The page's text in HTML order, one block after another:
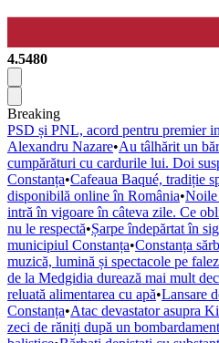
4.5480
Breaking
PSD și PNL, acord pentru premier
Alexandru Nazare•Au tâlhărit un
cumpărături cu cardurile lui. Doi
Constanța•Cafeaua Baqué, tradiție
disponibilă online în România•Noile
intră în vigoare în câteva zile. Ce
nu le respectă•Șarpe îndepărtat în
municipiul Constanța•Constanța
muzică, lumină și spectacole pe
de la Medgidia durează mai mult
reluată alimentarea cu apă•Lansare
Constanța•Atac devastator asupra
zeci de răniți după un